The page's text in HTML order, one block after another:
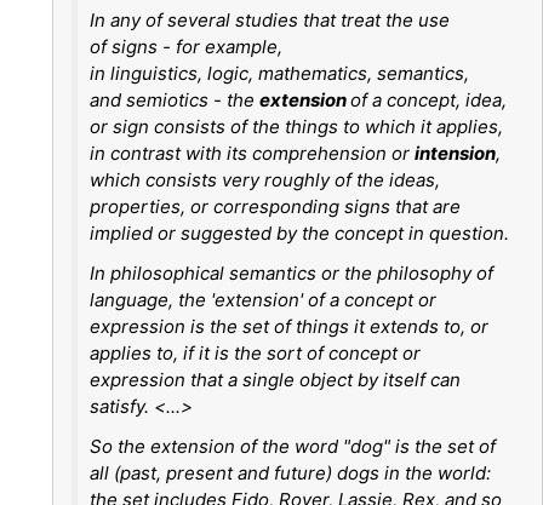
In any of several studies that treat the use
of signs - for example,
in linguistics, logic, mathematics, semantics,
and semiotics - the extensionof a concept, idea,
or sign consists of the things to which it applies,
in contrast with its comprehension or intension,
which consists very roughly of the ideas,
properties, or corresponding signs that are
implied or suggested by the concept in question.
In philosophical semantics or the philosophy of
language, the 'extension' of a concept or
expression is the set of things it extends to, or
applies to, if it is the sort of concept or
expression that a single object by itself can
satisfy. <...>
So the extension of the word "dog" is the set of
all (past, present and future) dogs in the world:
the set includes Fido, Rover, Lassie, Rex, and so